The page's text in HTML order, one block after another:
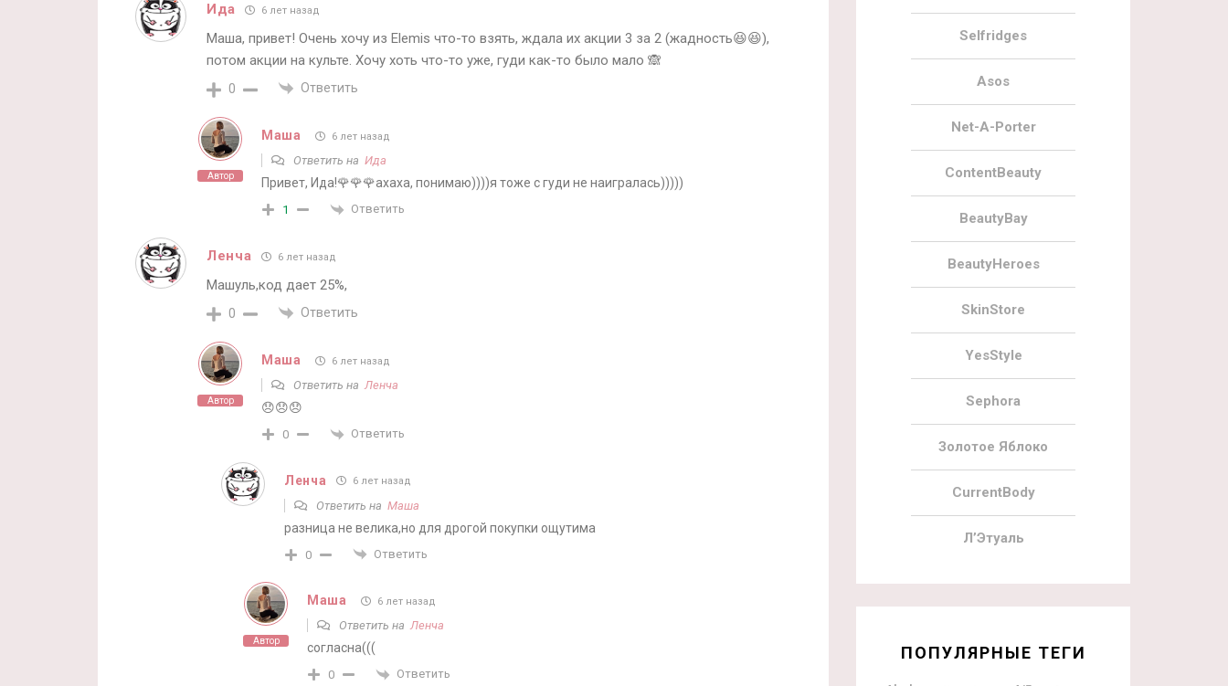
Ида 6 лет назад
Маша, привет! Очень хочу из Elemis что-то взять, ждала их акции 3 за 2 (жадность😆😆),
потом акции на культе. Хочу хоть что-то уже, гуди как-то было мало 🙈
0 Ответить
Автор
Маша 6 лет назад
Ответить на Ида
Привет, Ида!🌹🌹🌹ахаха, понимаю))))я тоже с гуди не наигралась)))))
1 Ответить
Ленча 6 лет назад
Машуль,код дает 25%,
0 Ответить
Автор
Маша 6 лет назад
Ответить наЛенча
😞😞😞
0 Ответить
Ленча 6 лет назад
Ответить на Маша
разница не велика,но для дрогой покупки ощутима
0 Ответить
Автор
Маша 6 лет назад
Ответить наЛенча
согласна(((
0 Ответить
Selfridges
Asos
Net-A-Porter
ContentBeauty
BeautyBay
BeautyHeroes
SkinStore
YesStyle
Sephora
Золотое Яблоко
CurrentBody
Л’Этуаль
ПОПУЛЯРНЫЕ ТЕГИ